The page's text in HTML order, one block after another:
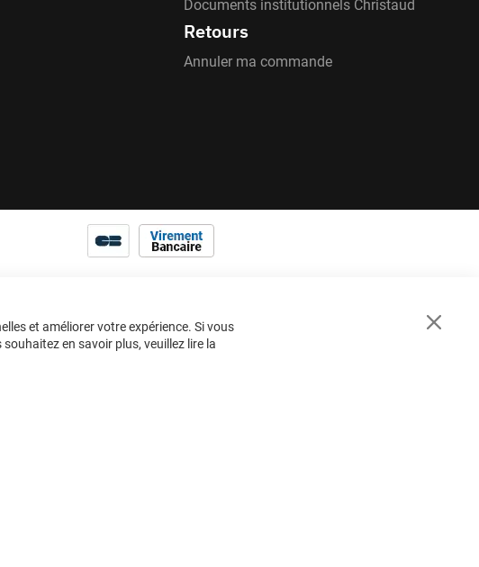
Documents institutionnels Christaud
Retours
Annuler ma commande
Close
et améliorer votre expérience. Si vous
en savoir plus, veuillez lire la